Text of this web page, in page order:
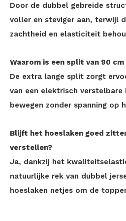
Door de dubbel gebreide
voller en steviger aan, terwijl
zachtheid en elasticiteit
Waarom is een split van 90
De extra lange split zorgt
van een elektrisch verstelbare
bewegen zonder spanning op
Blijft het hoeslaken goed
verstellen?
Ja, dankzij het
natuurlijke rek van dubbel
hoeslaken netjes om de